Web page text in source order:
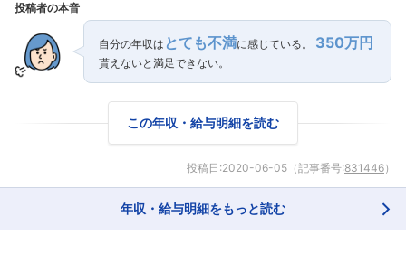
フォローしました
こちらの企業もフォローしませんか？
投稿者の本音
自分の年収は とても不満に感じている。 350万円
貰えないと満足できない。
この年収・給与明細を読む
投稿日:2020-06-05 （記事番号:831446）
年収・給与明細をもっと読む